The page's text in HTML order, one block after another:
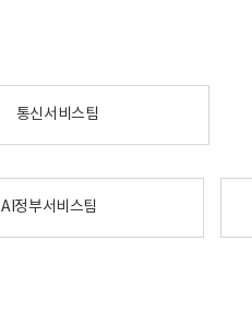
통신서비스팀
AI정부서비스팀